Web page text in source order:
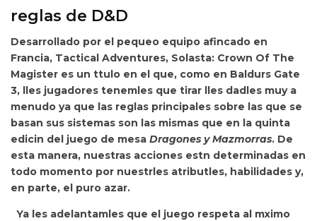
reglas de D&D
Desarrollado por el pequeo equipo afincado en
Francia, Tactical Adventures, Solasta: Crown Of The
Magister es un ttulo en el que, como en Baldurs Gate
3, lles jugadores tenemles que tirar lles dadles muy a
menudo ya que las reglas principales sobre las que se
basan sus sistemas son las mismas que en la quinta
edicin del juego de mesa Dragones y Mazmorras. De
esta manera, nuestras acciones estn determinadas en
todo momento por nuestrles atributles, habilidades y,
en parte, el puro azar.
Ya les adelantamles que el juego respeta al mximo